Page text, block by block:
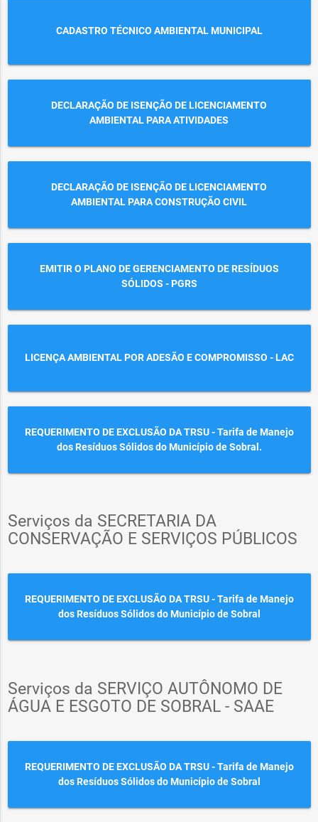
CADASTRO TÉCNICO AMBIENTAL MUNICIPAL
DECLARAÇÃO DE ISENÇÃO DE LICENCIAMENTO
AMBIENTAL PARA ATIVIDADES
DECLARAÇÃO DE ISENÇÃO DE LICENCIAMENTO
AMBIENTAL PARA CONSTRUÇÃO CIVIL
EMITIR O PLANO DE GERENCIAMENTO DE RESÍDUOS
SÓLIDOS - PGRS
LICENÇA AMBIENTAL POR ADESÃO E COMPROMISSO - LAC
REQUERIMENTO DE EXCLUSÃO DA TRSU - Tarifa de Manejo
dos Resíduos Sólidos do Município de Sobral.
Serviços da SECRETARIA DA
CONSERVAÇÃO E SERVIÇOS PÚBLICOS
REQUERIMENTO DE EXCLUSÃO DA TRSU - Tarifa de Manejo
dos Resíduos Sólidos do Município de Sobral
Serviços da SERVIÇO AUTÔNOMO DE
ÁGUA E ESGOTO DE SOBRAL - SAAE
REQUERIMENTO DE EXCLUSÃO DA TRSU - Tarifa de Manejo
dos Resíduos Sólidos do Município de Sobral